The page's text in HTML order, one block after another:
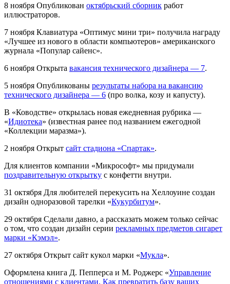
8 ноября Опубликован октябрьский сборник работ
иллюстраторов.
7 ноября Клавиатура «Оптимус мини три» получила награду
«Лучшее из нового в области компьютеров» американского
журнала «Популар сайенс».
6 ноября Открыта вакансия технического дизайнера — 7.
5 ноября Опубликованы результаты набора на вакансию
технического дизайнера — 6 (про волка, козу и капусту).
В «Ководстве» открылась новая ежедневная рубрика —
«Идиотека» (известная ранее под названием ежегодной
«Коллекции маразма»).
2 ноября Открыт сайт стадиона «Спартак».
Для клиентов компании «Микрософт» мы придумали
поздравительную открытку с конфетти внутри.
31 октября Для любителей перекусить на Хеллоуине создан
дизайн одноразовой тарелки «Кукурбитум».
29 октября Сделали давно, а рассказать можем только сейчас
о том, что создан дизайн серии рекламных предметов сигарет
марки «Кэмэл».
27 октября Открыт сайт кукол марки «Мукла».
Оформлена книга Д. Пепперса и М. Роджерс «Управление
отношениями с клиентами. Как превратить базу ваших